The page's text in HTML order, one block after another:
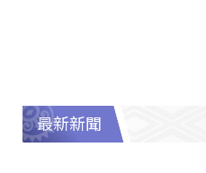
最新新聞